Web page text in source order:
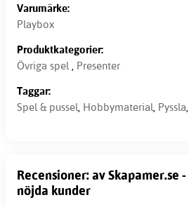
Varumärke:
Playbox
Produktkategorier:
Övriga spel , Presenter
Taggar:
Spel & pussel, Hobbymaterial, Pyssla,
Recensioner: av Skapamer.se
nöjda kunder